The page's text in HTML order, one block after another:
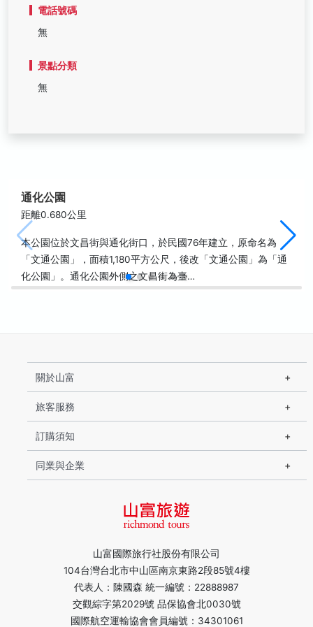
電話號碼
無
景點分類
無
通化公園
距離0.680公里
本公園位於文昌街與通化街口，於民國76年建立，原命名為
「文通公園」，面積1,180平方公尺，後改「文通公園」為「通
化公園」。通化公園外側之文昌街為臺…
山富國際旅行社股份有限公司
104台灣台北市中山區南京東路2段85號4樓
代表人：陳國森 統一編號：22888987
交觀綜字第2029號 品保協會北0030號
國際航空運輸協會會員編號：34301061
關於山富
旅客服務
訂購須知
同業與企業